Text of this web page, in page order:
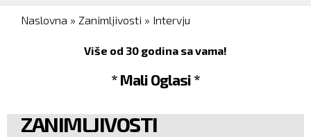
You are here
Naslovna » Zanimljivosti » Intervju
Više od 30 godina sa vama!
* Mali Oglasi *
ZANIMLJIVOSTI